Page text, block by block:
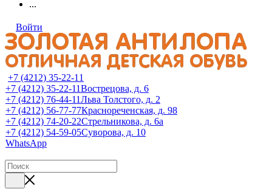
...
Войти
+7 (4212) 35-22-11
+7 (4212) 35-22-11Вострецова, д. 6
+7 (4212) 76-44-11Льва Толстого, д. 2
+7 (4212) 56-77-77Краснореченская, д. 98
+7 (4212) 74-20-22Стрельникова, д. 6а
+7 (4212) 54-59-05Суворова, д. 10
WhatsApp